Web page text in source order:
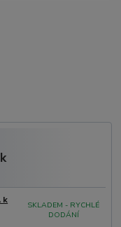
k
SKLADEM - RYCHLÉ
DODÁNÍ